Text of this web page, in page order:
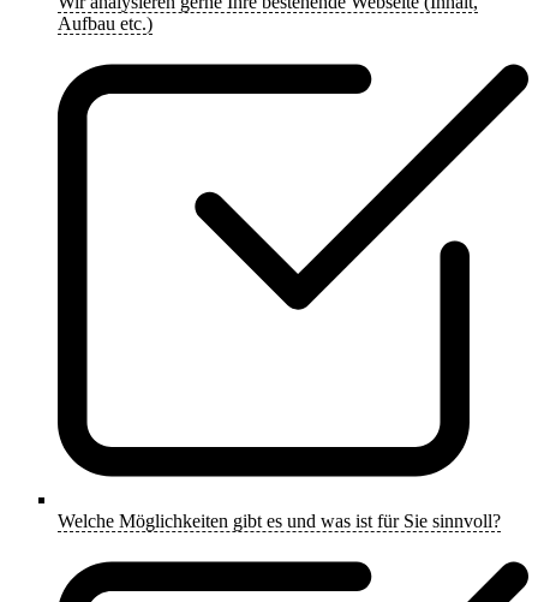
Aufbau etc.)
Welche Möglichkeiten gibt es und was ist für Sie sinnvoll?